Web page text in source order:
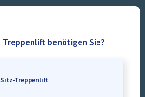
Treppenlift benötigen Sie?
Sitz-Treppenlift